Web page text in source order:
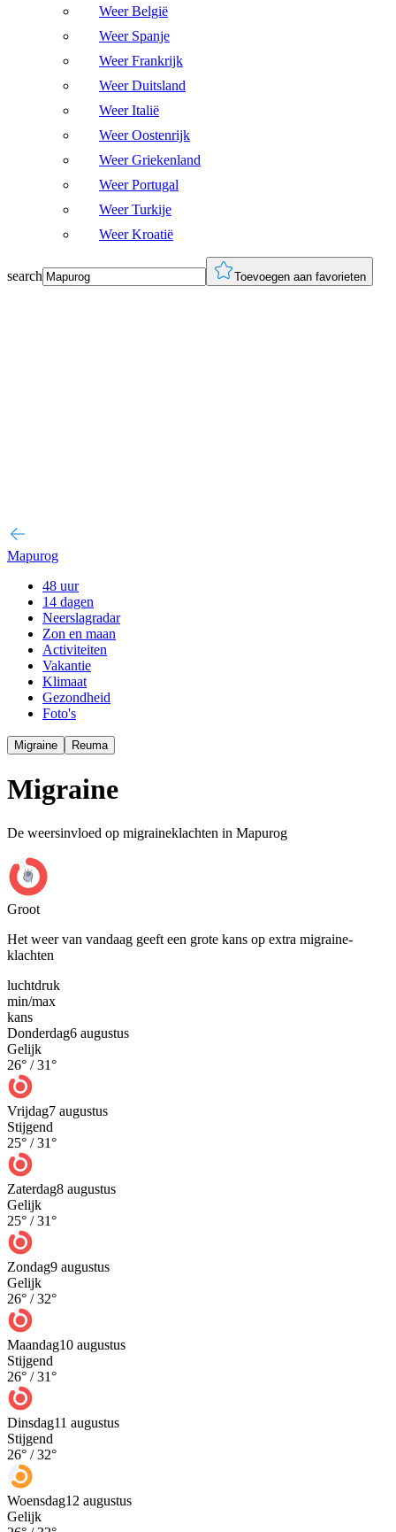
Weer België
Weer Spanje
Weer Frankrijk
Weer Duitsland
Weer Italië
Weer Oostenrijk
Weer Griekenland
Weer Portugal
Weer Turkije
Weer Kroatië
search Toevoegen aan favorieten
Mapurog
48 uur
14 dagen
Neerslagradar
Zon en maan
Activiteiten
Vakantie
Klimaat
Gezondheid
Foto's
Migraine Reuma
Migraine
De weersinvloed op migraineklachten in Mapurog
Groot
Het weer van vandaag geeft een grote kans op extra migraine-
klachten
luchtdruk
min/max
kans
Donderdag6 augustus
Gelijk
26° /31°
Vrijdag7 augustus
Stijgend
25° /31°
Zaterdag8 augustus
Gelijk
25° /31°
Zondag9 augustus
Gelijk
26° /32°
Maandag10 augustus
Stijgend
26° /31°
Dinsdag11 augustus
Stijgend
26° /32°
Woensdag12 augustus
Gelijk